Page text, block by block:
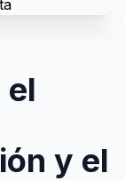
el
y el